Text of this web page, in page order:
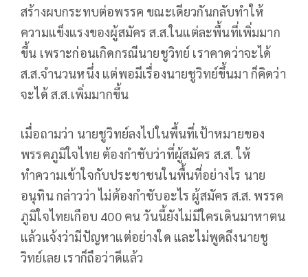
สร้างผบกระทบต่อพรรค ขณะเดียวกันกลับทำให้
ความแข็งแรงของผู้สมัคร ส.ส.ในแต่ละพื้นที่เพิ่มมาก
ขึ้น เพราะก่อนเกิดกรณีนายชูวิทย์ เราคาดว่าจะได้
ส.ส.จำนวนหนึ่ง แต่พอมีเรื่องนายชูวิทย์ขึ้นมา ก็คิดว่า
จะได้ ส.ส.เพิ่มมากขึ้น
เมื่อถามว่า นายชูวิทย์ลงไปในพื้นที่เป้าหมายของ
พรรคภูมิใจไทย ต้องกำชับว่าที่ผู้สมัคร ส.ส. ให้
ทำความเข้าใจกับประชาชนในพื้นที่อย่างไร นาย
อนุทิน กล่าวว่า ไม่ต้องกำชับอะไร ผู้สมัคร ส.ส. พรรค
ภูมิใจไทยเกือบ 400 คน วันนี้ยังไม่มีใครเดินมาหาตน
แล้วแจ้งว่ามีปัญหาแต่อย่างใด และไม่พูดถึงนายชู
วิทย์เลย เราก็ถือว่าดีแล้ว